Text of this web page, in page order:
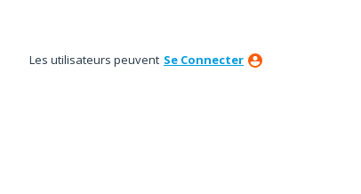
Les utilisateurs peuvent Se Connecter